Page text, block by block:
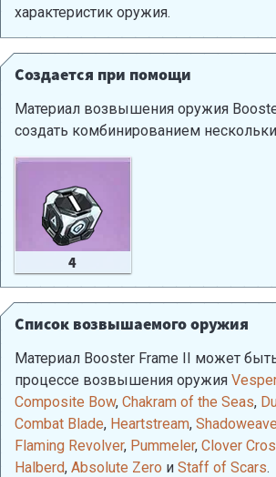
характеристик оружия.
Создается при помощи
Материал возвышения оружия
создать комбинированием
4
Список возвышаемого оружия
Материал Booster Frame II может
процессе возвышения оружия Vesper
Composite Bow, Chakram of the Seas,
Combat Blade, Heartstream, Shadoweave
Flaming Revolver, Pummeler, Clover
Halberd, Absolute Zero и Staff of Scars.